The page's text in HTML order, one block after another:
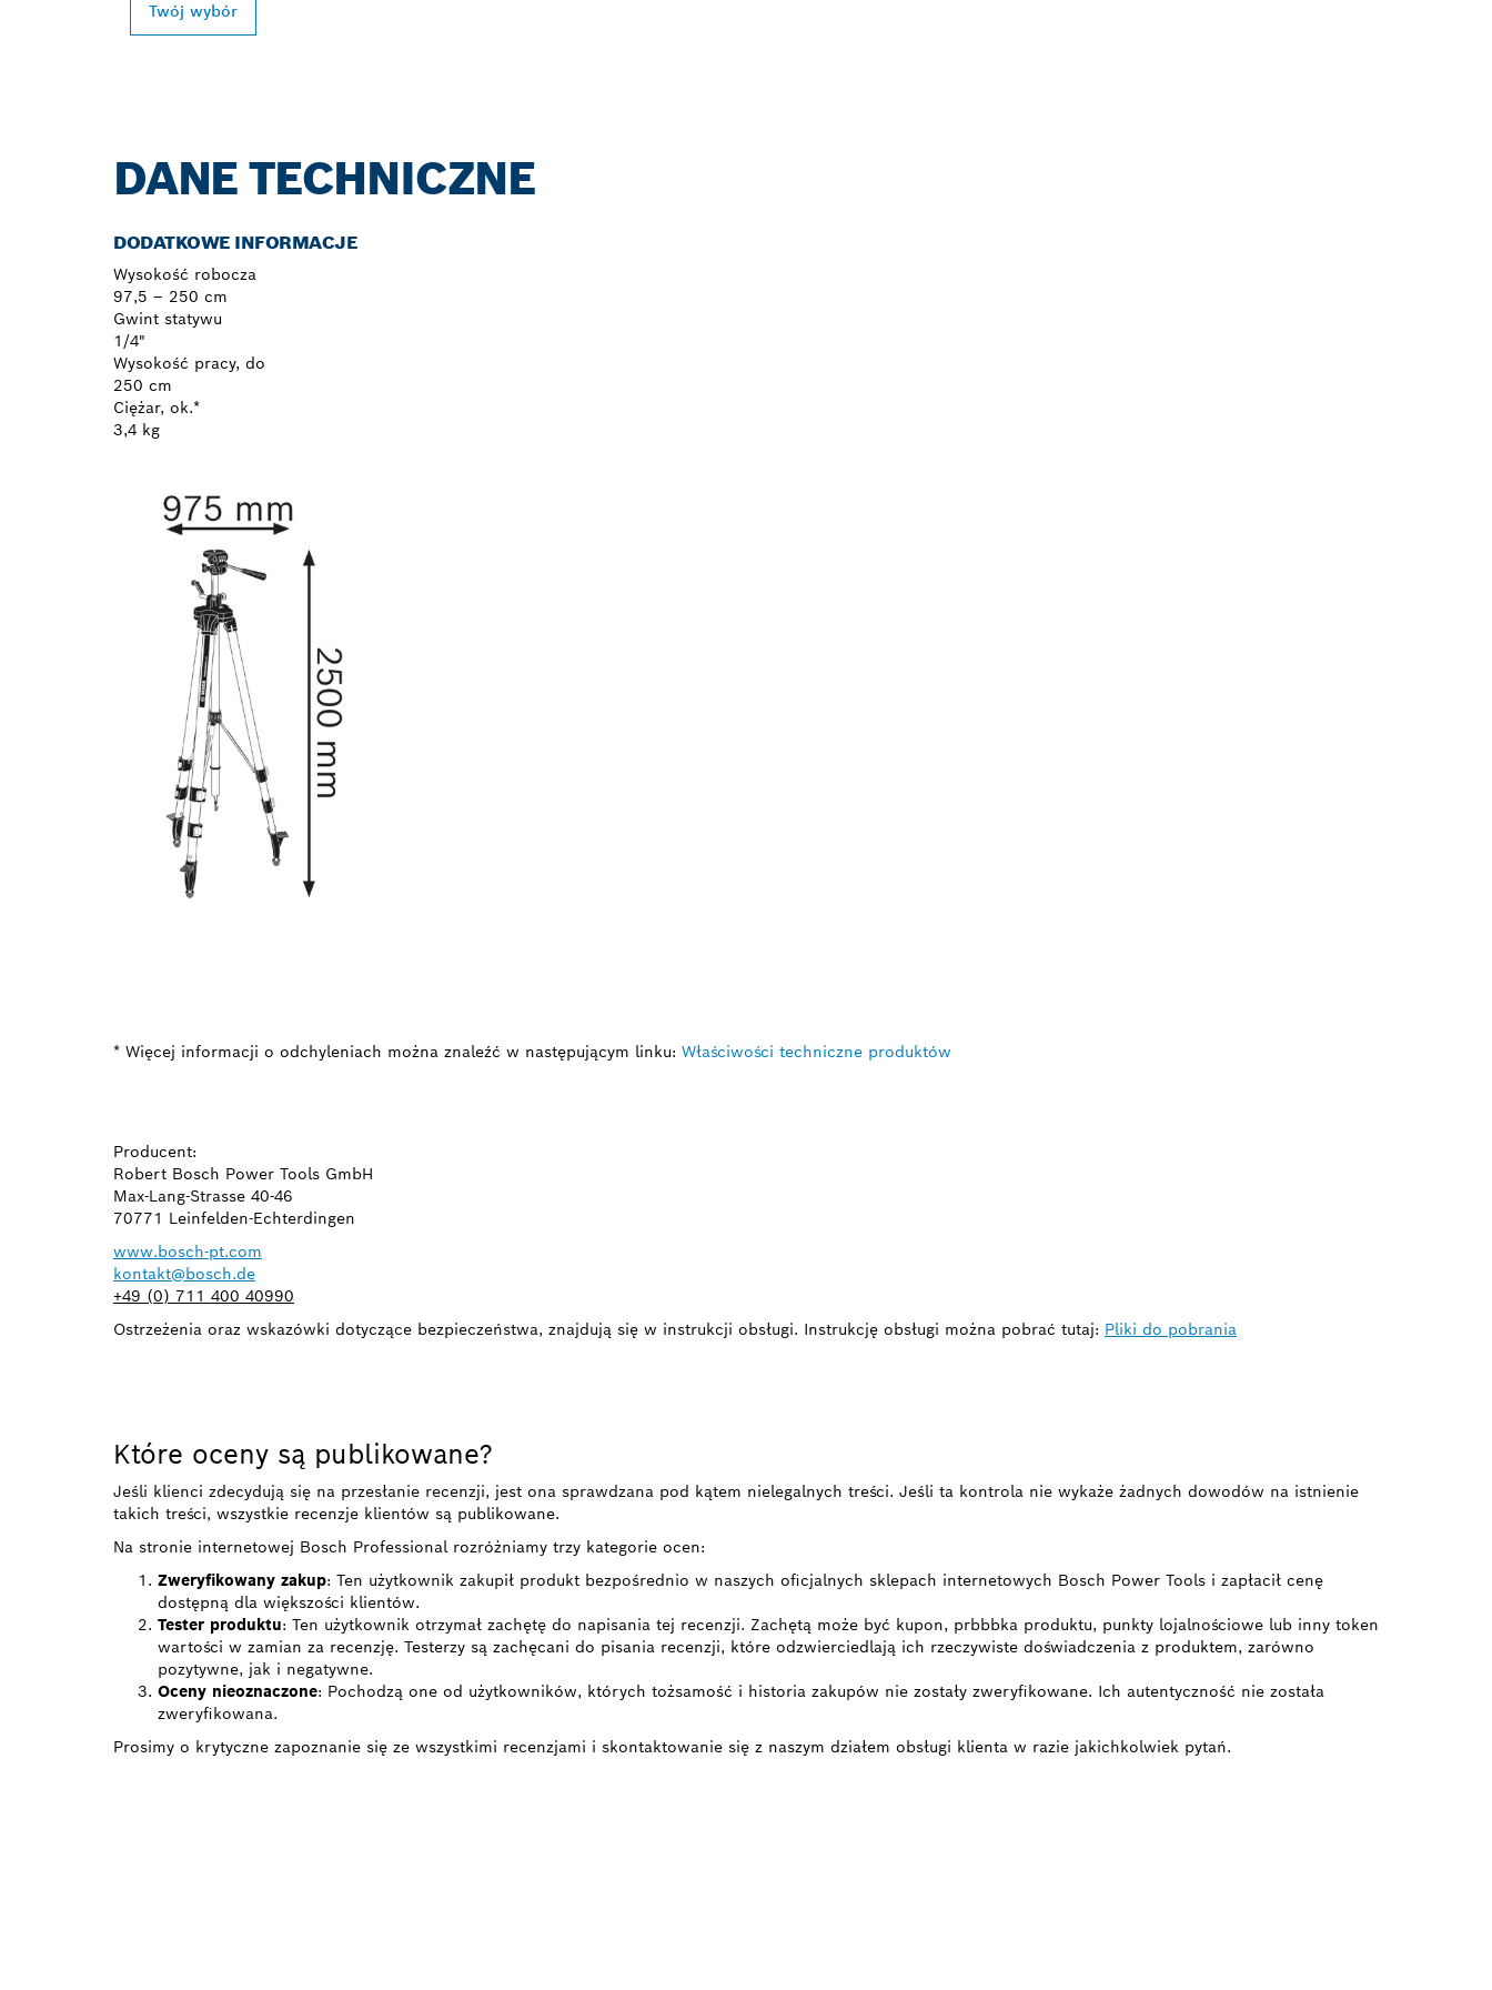
Twój wybór
DANE TECHNICZNE
DODATKOWE INFORMACJE
Wysokość robocza
97,5 – 250 cm
Gwint statywu
1/4"
Wysokość pracy, do
250 cm
Ciężar, ok.*
3,4 kg
* Więcej informacji o odchyleniach można znaleźć w następującym linku: Właściwości techniczne produktów
Producent:
Robert Bosch Power Tools GmbH
Max-Lang-Strasse 40-46
70771 Leinfelden-Echterdingen
www.bosch-pt.com
kontakt@bosch.de
+49 (0) 711 400 40990
Ostrzeżenia oraz wskazówki dotyczące bezpieczeństwa, znajdują się w instrukcji obsługi. Instrukcję obsługi można pobrać tutaj: Pliki do pobrania
Które oceny są publikowane?
Jeśli klienci zdecydują się na przesłanie recenzji, jest ona sprawdzana pod kątem nielegalnych treści. Jeśli ta kontrola nie wykaże żadnych dowodów na istnienie
takich treści, wszystkie recenzje klientów są publikowane.
Na stronie internetowej Bosch Professional rozróżniamy trzy kategorie ocen:
Zweryfikowany zakup: Ten użytkownik zakupił produkt bezpośrednio w naszych oficjalnych sklepach internetowych Bosch Power Tools i zapłacił cenę
dostępną dla większości klientów.
Tester produktu: Ten użytkownik otrzymał zachętę do napisania tej recenzji. Zachętą może być kupon, prbbbka produktu, punkty lojalnościowe lub inny token
wartości w zamian za recenzję. Testerzy są zachęcani do pisania recenzji, które odzwierciedlają ich rzeczywiste doświadczenia z produktem, zarówno
pozytywne, jak i negatywne.
Oceny nieoznaczone: Pochodzą one od użytkowników, których tożsamość i historia zakupów nie zostały zweryfikowane. Ich autentyczność nie została
zweryfikowana.
Prosimy o krytyczne zapoznanie się ze wszystkimi recenzjami i skontaktowanie się z naszym działem obsługi klienta w razie jakichkolwiek pytań.